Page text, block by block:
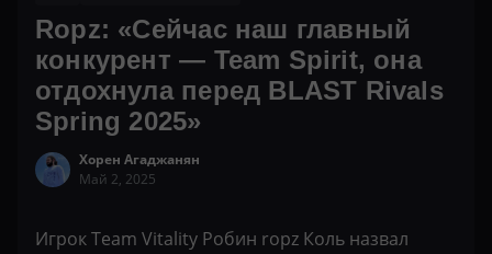
Ropz: «Сейчас наш главный
конкурент — Team Spirit, она
отдохнула перед BLAST Rivals
Spring 2025»
Хорен Агаджанян
Май 2, 2025
Игрок Team Vitality Робин ropz Коль назвал